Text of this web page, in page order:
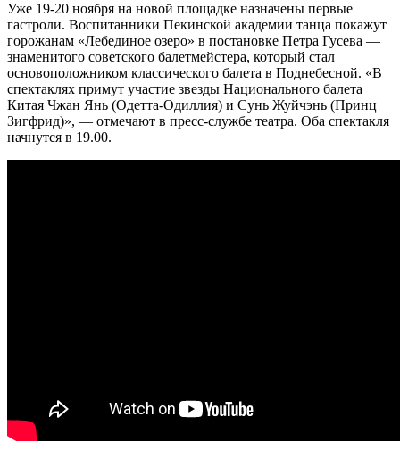
Уже 19-20 ноября на новой площадке назначены первые
гастроли. Воспитанники Пекинской академии танца покажут
горожанам «Лебединое озеро» в постановке Петра Гусева —
знаменитого советского балетмейстера, который стал
основоположником классического балета в Поднебесной. «В
спектаклях примут участие звезды Национального балета
Китая Чжан Янь (Одетта-Одиллия) и Сунь Жуйчэнь (Принц
Зигфрид)», — отмечают в пресс-службе театра. Оба спектакля
начнутся в 19.00.